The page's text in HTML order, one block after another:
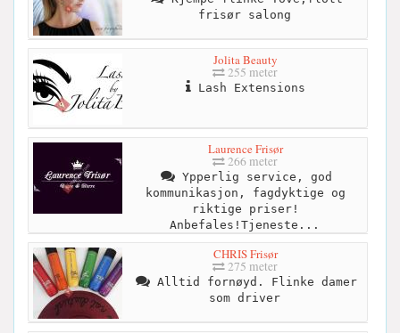
frisør salong
Jolita Beauty
255 meter
Lash Extensions
Laurence Frisør
266 meter
Ypperlig service, god
kommunikasjon, fagdyktige og
riktige priser!
Anbefales!Tjeneste...
CHRIS Frisør
275 meter
Alltid fornøyd. Flinke damer
som driver